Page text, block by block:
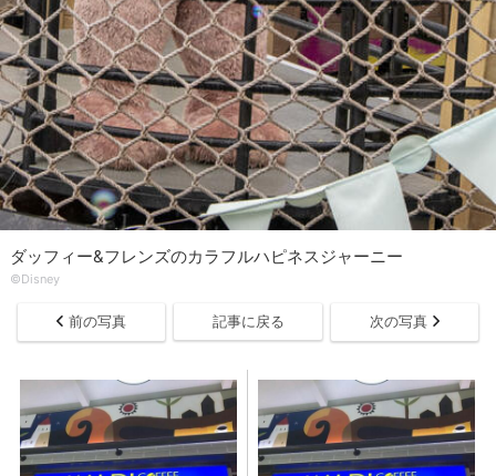
ダッフィー&フレンズのカラフルハピネスジャーニー
©Disney
前の写真 記事に戻る 次の写真